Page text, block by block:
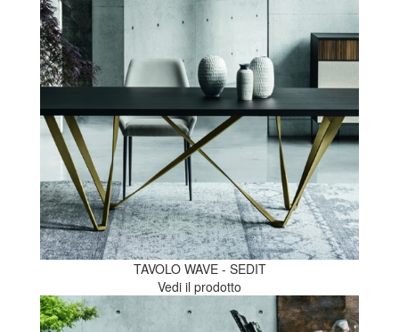
TAVOLO WAVE - SEDIT
Vedi il prodotto